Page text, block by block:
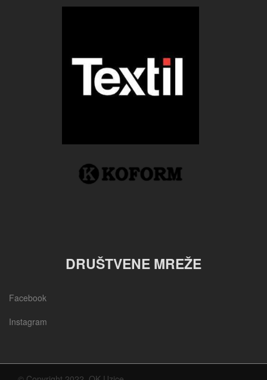
DRUŠTVENE MREŽE
Facebook
Instagram